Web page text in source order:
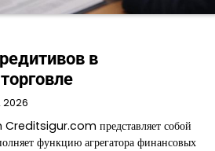
в
2026
представляет собой
функцию агрегатора финансовых